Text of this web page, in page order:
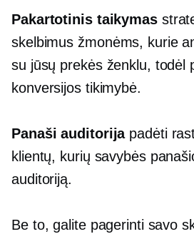
Pakartotinis taikymas
skelbimus žmonėms, kurie
su jūsų prekės ženklu, todėl
konversijos tikimybė.
Panaši auditorijapadėti
klientų, kurių savybės
auditoriją.
Be to, galite pagerinti savo